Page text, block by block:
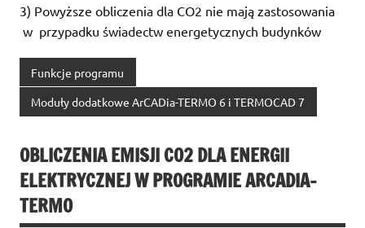
3) Powyższe obliczenia dla CO2 nie mają zastosowania
w przypadku świadectw energetycznych budynków
Funkcje programu
Moduły dodatkowe ArCADia-TERMO 6 i TERMOCAD 7
OBLICZENIA EMISJI CO2 DLA ENERGII
ELEKTRYCZNEJ W PROGRAMIE ARCADIA-
TERMO